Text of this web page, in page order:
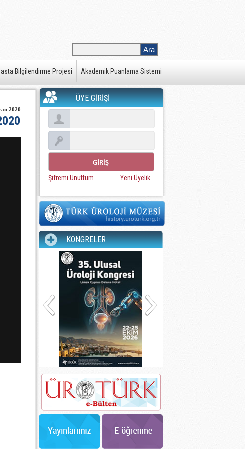
Bilgilendirme Projesi Akademik Puanlama Sistemi
2020
ÜYE GİRİŞİ
Şifremi Unuttum Yeni Üyelik
KONGRELER